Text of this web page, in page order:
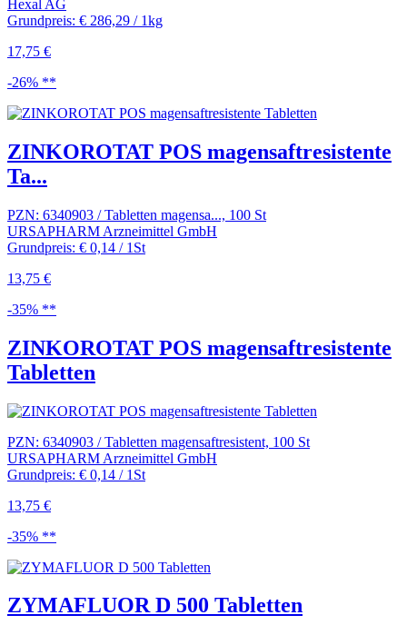
Hexal AG
Grundpreis: € 286,29 / 1kg
17,75 €
-26% **
ZINKOROTAT POS magensaftresistente
Ta...
PZN: 6340903 / Tabletten magensa..., 100 St
URSAPHARM Arzneimittel GmbH
Grundpreis: € 0,14 / 1St
13,75 €
-35% **
ZINKOROTAT POS magensaftresistente
Tabletten
PZN: 6340903 / Tabletten magensaftresistent, 100 St
URSAPHARM Arzneimittel GmbH
Grundpreis: € 0,14 / 1St
13,75 €
-35% **
ZYMAFLUOR D 500 Tabletten